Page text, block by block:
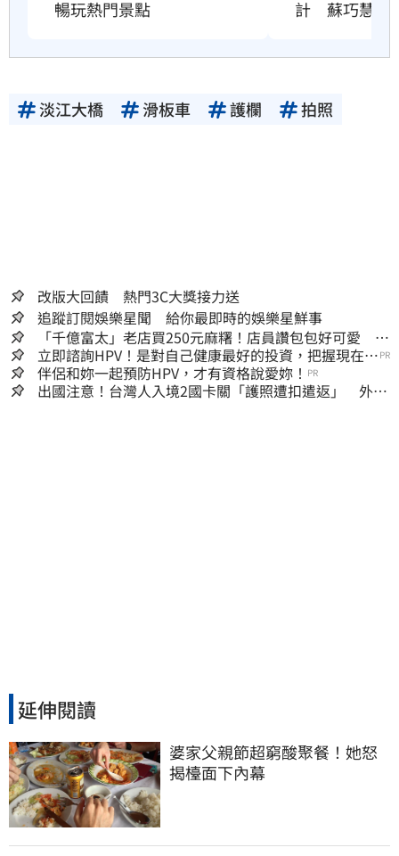
暢玩熱門景點 計　蘇巧慧說
淡江大橋 滑板車 護欄 拍照
改版大回饋 熱門3C大獎接力送
追蹤訂閱娛樂星聞 給你最即時的娛樂星鮮事
「千億富太」老店買250元麻糬！店員讚包包好可愛 笑
回：我自己做的
立即諮詢HPV！是對自己健康最好的投資，把握現在不
嫌晚！
PR
伴侶和妳一起預防HPV，才有資格說愛妳！ PR
出國注意！台灣人入境2國卡關「護照遭扣遣返」 外交
延伸閱讀
婆家父親節超窮酸聚餐！她怒
揭檯面下內幕